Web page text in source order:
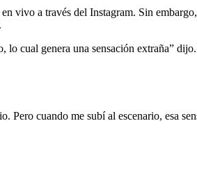
vivo a través del Instagram. Sin
cual genera una sensación extraña”
Pero cuando me subí al escenario, esa